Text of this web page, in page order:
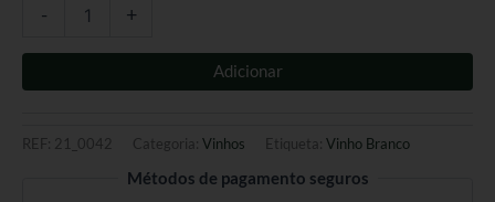
- +
Adicionar
REF: 21_0042 Categoria: Vinhos Etiqueta: Vinho Branco
Métodos de pagamento seguros